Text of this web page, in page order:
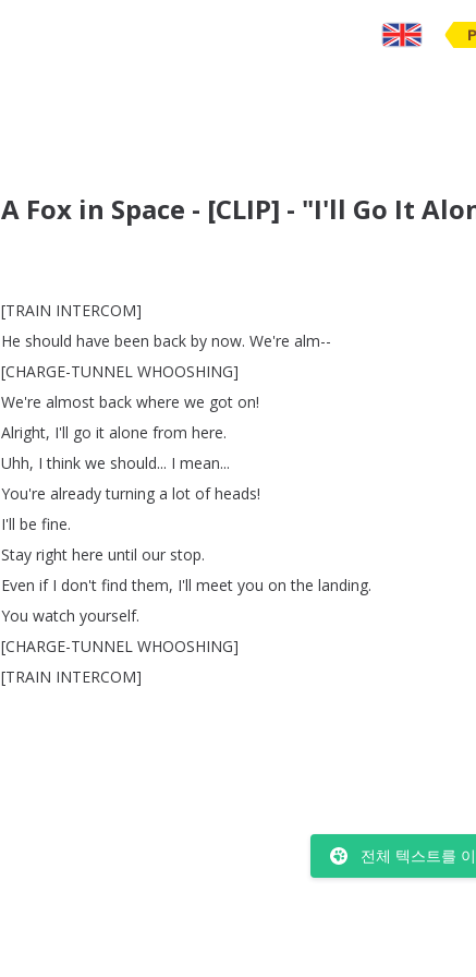
A Fox in Space - [CLIP] - "I'll Go It
[TRAIN INTERCOM]
He should have been back by now. We're alm--
[CHARGE-TUNNEL WHOOSHING]
We're almost back where we got on!
Alright, I'll go it alone from here.
Uhh, I think we should... I mean...
You're already turning a lot of heads!
I'll be fine.
Stay right here until our stop.
Even if I don't find them, I'll meet you on the landing.
You watch yourself.
[CHARGE-TUNNEL WHOOSHING]
[TRAIN INTERCOM]
전체 텍스트를